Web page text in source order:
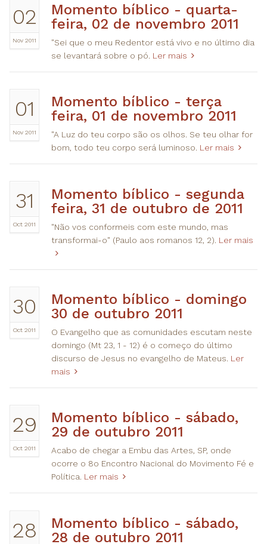
02
Nov 2011
Momento bíblico - quarta-
feira, 02 de novembro 2011
"Sei que o meu Redentor está vivo e no último dia
se levantará sobre o pó. Ler mais
01
Nov 2011
Momento bíblico - terça
feira, 01 de novembro 2011
"A Luz do teu corpo são os olhos. Se teu olhar for
bom, todo teu corpo será luminoso. Ler mais
31
Oct 2011
​Momento bíblico - segunda
feira, 31 de outubro de 2011
"Não vos conformeis com este mundo, mas
transformai-o" (Paulo aos romanos 12, 2). Ler mais
30
Oct 2011
​Momento bíblico - domingo
30 de outubro 2011
O Evangelho que as comunidades escutam neste
domingo (Mt 23, 1 - 12) é o começo do último
discurso de Jesus no evangelho de Mateus. Ler
mais
29
Oct 2011
​Momento bíblico - sábado,
29 de outubro 2011
Acabo de chegar a Embu das Artes, SP, onde
ocorre o 8o Encontro Nacional do Movimento Fé e
Política. Ler mais
28
​Momento bíblico - sábado,
28 de outubro 2011